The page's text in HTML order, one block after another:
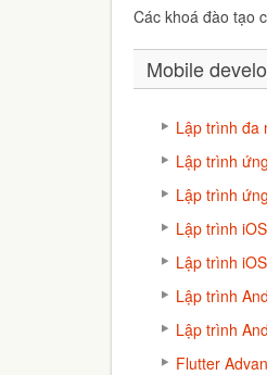
Các khoá đào tạo
Mobile
Lập trình đa
Lập trình
Lập trình
Lập trình
Lập trình
Lập trình
Lập trình
Flutter